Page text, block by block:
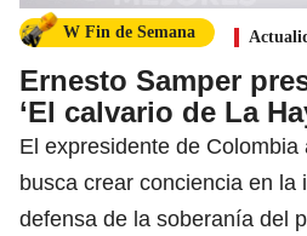
W Fin de Semana
Ernesto Samper
‘El calvario de La
El expresidente de
busca crear conciencia en la
defensa de la soberanía del